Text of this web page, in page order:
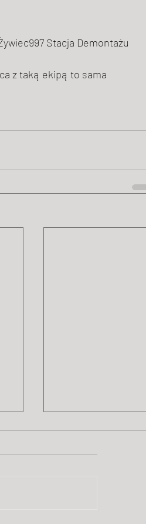
Stacja Demontażu
z taką ekipą to sama